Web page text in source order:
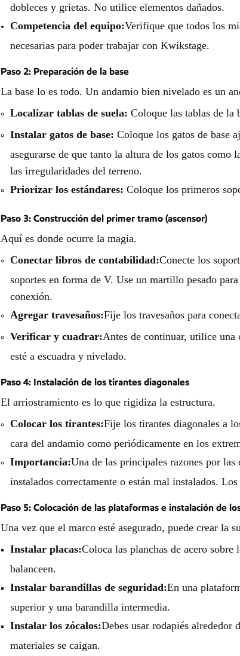
dobleces y grietas. No utilice elementos dañados.
Competencia del equipo:Verifique que todos los
necesarias para poder trabajar con Kwikstage.
Paso 2: Preparación de la base
La base lo es todo. Un andamio bien nivelado es un
Localizar tablas de suela: Coloque las tablas de la
Instalar gatos de base: Coloque los gatos de base
asegurarse de que tanto la altura de los gatos como
las irregularidades del terreno.
Priorizar los estándares: Coloque los primeros
Paso 3: Construcción del primer tramo (ascensor)
Aquí es donde ocurre la magia.
Conectar libros de contabilidad:Conecte los
soportes en forma de V. Use un martillo pesado
conexión.
Agregar travesaños:Fije los travesaños para
Verificar y cuadrar:Antes de continuar, utilice
esté a escuadra y nivelado.
Paso 4: Instalación de los tirantes diagonales
El arriostramiento es lo que rigidiza la estructura.
Colocar los tirantes:Fije los tirantes diagonales a
cara del andamio como periódicamente en los
Importancia:Una de las principales razones por las
instalados correctamente o están mal instalados. Los
Paso 5: Colocación de las plataformas e instalación de
Una vez que el marco esté asegurado, puede crear la
Instalar placas:Coloca las planchas de acero sobre
balanceen.
Instalar barandillas de seguridad:En una
superior y una barandilla intermedia.
Instalar los zócalos:Debes usar rodapiés alrededor
materiales se caigan.